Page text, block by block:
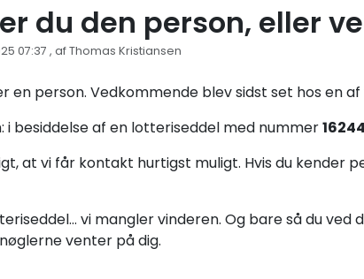
du den person, eller
07:37 , af Thomas Kristiansen
en person. Vedkommende blev sidst set hos en
i besiddelse af en lotteriseddel med nummer16244
at vi får kontakt hurtigst muligt. Hvis du kender
vi mangler vinderen. Og bare så du
venter på dig.